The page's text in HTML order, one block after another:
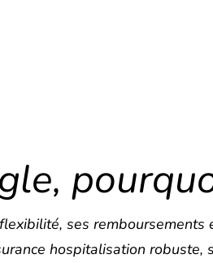
flexibilité, ses remboursements
hospitalisation robuste,